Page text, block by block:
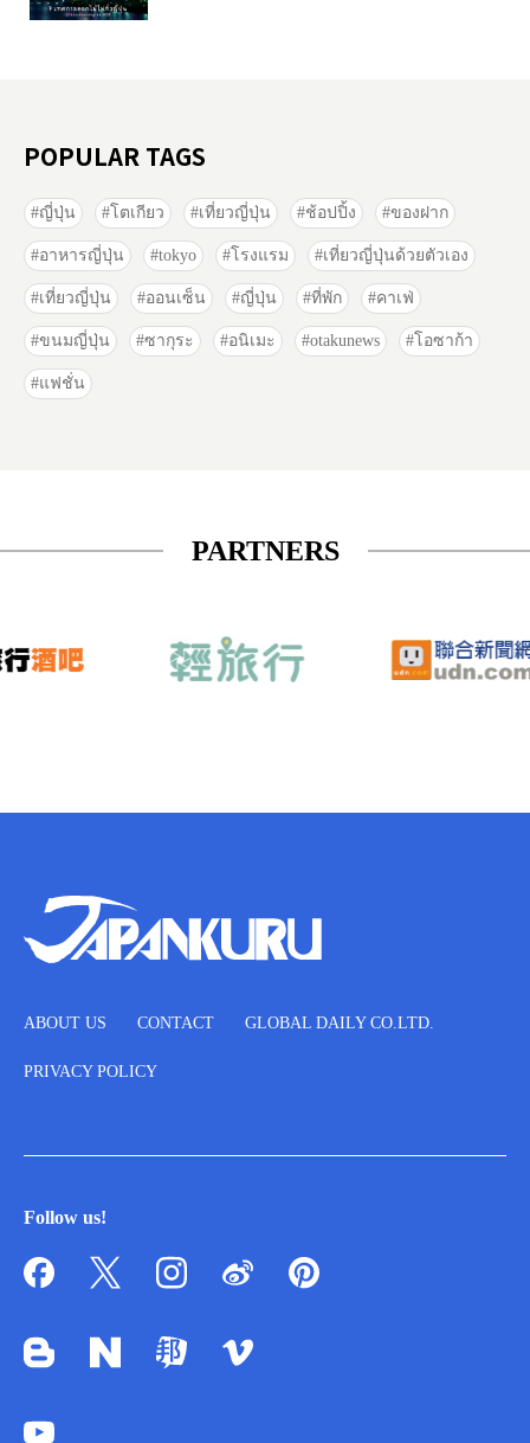
POPULAR TAGS
ญี่ปุ่น โตเกียว เที่ยวญี่ปุ่น ช้อปปิ้ง ของฝาก
อาหารญี่ปุ่น tokyo โรงแรม เที่ยวญี่ปุ่นด้วยตัวเอง
เที่ยวญี่ปุ่น ออนเซ็น ญี่ปุ่น ที่พัก คาเฟ่
ขนมญี่ปุ่น ซากุระ อนิเมะ otakunews โอซาก้า
แฟชั่น
PARTNERS
ABOUT US CONTACT GLOBAL DAILY CO.LTD.
PRIVACY POLICY
Follow us!